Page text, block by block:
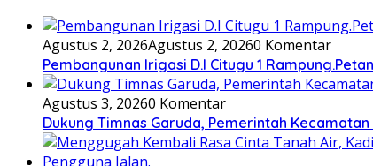
Agustus 2, 2026Agustus 2, 20260 Komentar
Pembangunan Irigasi D.I Citugu 1
Agustus 3, 20260 Komentar
Dukung Timnas Garuda, Pemerintah